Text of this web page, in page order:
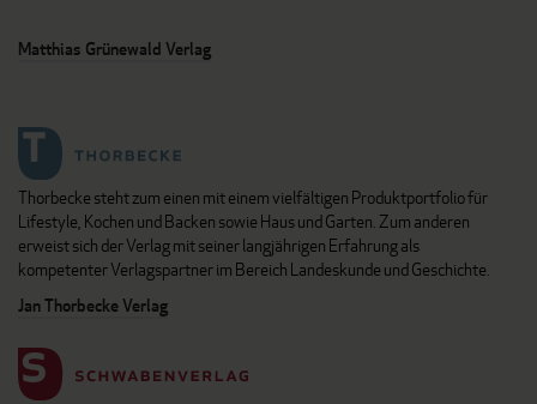
Matthias Grünewald Verlag
Thorbecke steht zum einen mit einem vielfältigen Produktportfolio für
Lifestyle, Kochen und Backen sowie Haus und Garten. Zum anderen
erweist sich der Verlag mit seiner langjährigen Erfahrung als
kompetenter Verlagspartner im Bereich Landeskunde und Geschichte.
Jan Thorbecke Verlag